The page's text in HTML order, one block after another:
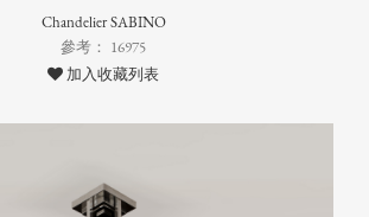
Chandelier SABINO
參考： 16975
加入收藏列表